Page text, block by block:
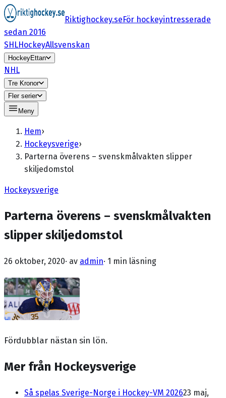
Riktighockey.seFör hockeyintresserade
sedan 2016
SHLHockeyAllsvenskan
HockeyEttan
NHL
Tre Kronor
Fler serier
Meny
Hem›
Hockeysverige›
Parterna överens – svenskmålvakten slipper
skiljedomstol
Hockeysverige
Parterna överens – svenskmålvakten
slipper skiljedomstol
26 oktober, 2020· av admin· 1 min läsning
Fördubblar nästan sin lön.
Mer från Hockeysverige
Så spelas Sverige-Norge i Hockey-VM 202623 maj,